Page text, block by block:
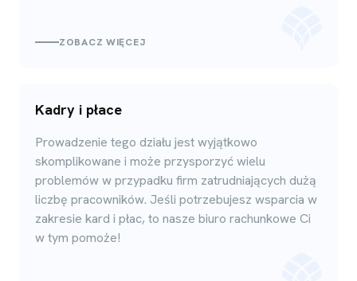
ZOBACZ WIĘCEJ
Kadry i płace
Prowadzenie tego działu jest wyjątkowo
skomplikowane i może przysporzyć wielu
problemów w przypadku firm zatrudniających dużą
liczbę pracowników. Jeśli potrzebujesz wsparcia w
zakresie kard i płac, to nasze biuro rachunkowe Ci
w tym pomoże!